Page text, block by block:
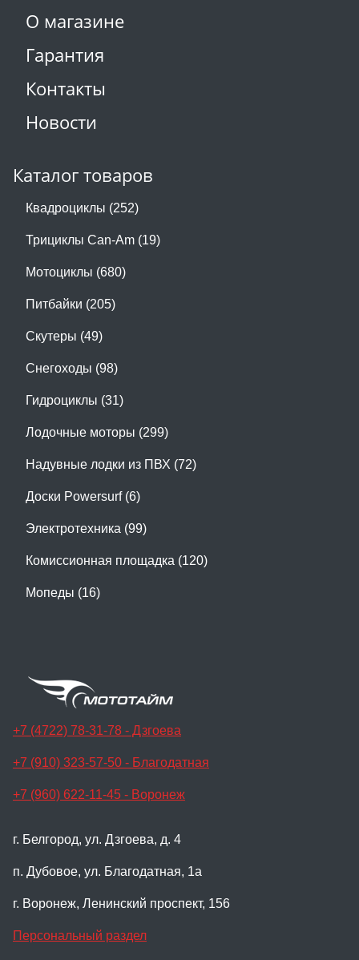
О магазине
Гарантия
Контакты
Новости
Каталог товаров
Квадроциклы (252)
Трициклы Can-Am (19)
Мотоциклы (680)
Питбайки (205)
Скутеры (49)
Снегоходы (98)
Гидроциклы (31)
Лодочные моторы (299)
Надувные лодки из ПВХ (72)
Доски Powersurf (6)
Электротехника (99)
Комиссионная площадка (120)
Мопеды (16)
+7 (4722) 78-31-78 - Дзгоева
+7 (910) 323-57-50 - Благодатная
+7 (960) 622-11-45 - Воронеж
г. Белгород, ул. Дзгоева, д. 4
п. Дубовое, ул. Благодатная, 1а
г. Воронеж, Ленинский проспект, 156
Персональный раздел